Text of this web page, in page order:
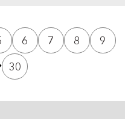
6 7 8
9
30